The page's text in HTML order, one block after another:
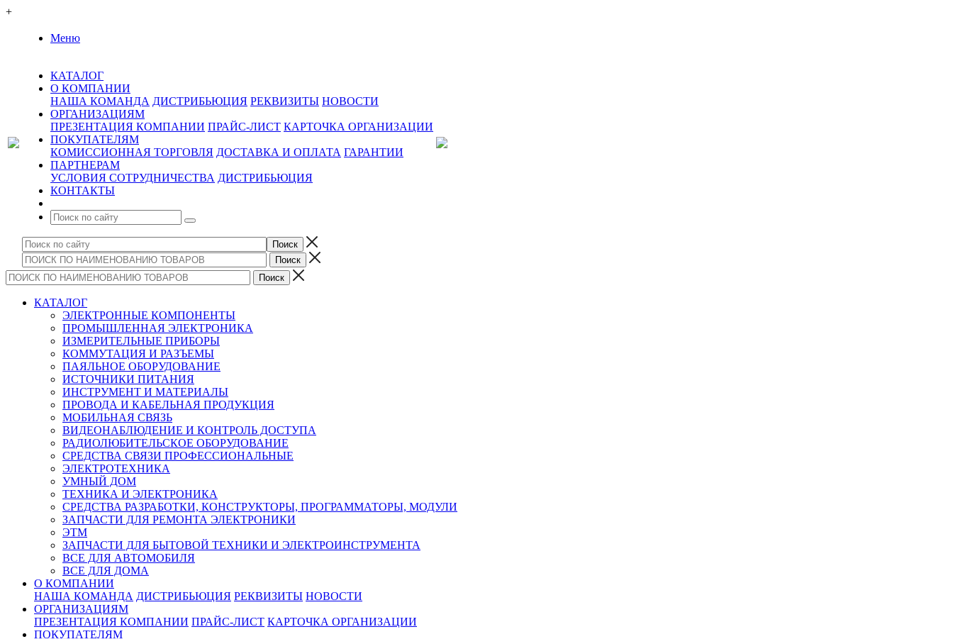
+
Меню
КАТАЛОГ
О КОМПАНИИ
НАША КОМАНДА ДИСТРИБЬЮЦИЯ РЕКВИЗИТЫ НОВОСТИ
ОРГАНИЗАЦИЯМ
ПРЕЗЕНТАЦИЯ КОМПАНИИ ПРАЙС-ЛИСТ КАРТОЧКА ОРГАНИЗАЦИИ
ПОКУПАТЕЛЯМ
КОМИССИОННАЯ ТОРГОВЛЯ ДОСТАВКА И ОПЛАТА ГАРАНТИИ
ПАРТНЕРАМ
УСЛОВИЯ СОТРУДНИЧЕСТВА ДИСТРИБЬЮЦИЯ
КОНТАКТЫ
КАТАЛОГ
ЭЛЕКТРОННЫЕ КОМПОНЕНТЫ
ПРОМЫШЛЕННАЯ ЭЛЕКТРОНИКА
ИЗМЕРИТЕЛЬНЫЕ ПРИБОРЫ
КОММУТАЦИЯ И РАЗЪЕМЫ
ПАЯЛЬНОЕ ОБОРУДОВАНИЕ
ИСТОЧНИКИ ПИТАНИЯ
ИНСТРУМЕНТ И МАТЕРИАЛЫ
ПРОВОДА И КАБЕЛЬНАЯ ПРОДУКЦИЯ
МОБИЛЬНАЯ СВЯЗЬ
ВИДЕОНАБЛЮДЕНИЕ И КОНТРОЛЬ ДОСТУПА
РАДИОЛЮБИТЕЛЬСКОЕ ОБОРУДОВАНИЕ
СРЕДСТВА СВЯЗИ ПРОФЕССИОНАЛЬНЫЕ
ЭЛЕКТРОТЕХНИКА
УМНЫЙ ДОМ
ТЕХНИКА И ЭЛЕКТРОНИКА
СРЕДСТВА РАЗРАБОТКИ, КОНСТРУКТОРЫ, ПРОГРАММАТОРЫ, МОДУЛИ
ЗАПЧАСТИ ДЛЯ РЕМОНТА ЭЛЕКТРОНИКИ
ЭТМ
ЗАПЧАСТИ ДЛЯ БЫТОВОЙ ТЕХНИКИ И ЭЛЕКТРОИНСТРУМЕНТА
ВСЕ ДЛЯ АВТОМОБИЛЯ
ВСЕ ДЛЯ ДОМА
О КОМПАНИИ
НАША КОМАНДА ДИСТРИБЬЮЦИЯ РЕКВИЗИТЫ НОВОСТИ
ОРГАНИЗАЦИЯМ
ПРЕЗЕНТАЦИЯ КОМПАНИИ ПРАЙС-ЛИСТ КАРТОЧКА ОРГАНИЗАЦИИ
ПОКУПАТЕЛЯМ